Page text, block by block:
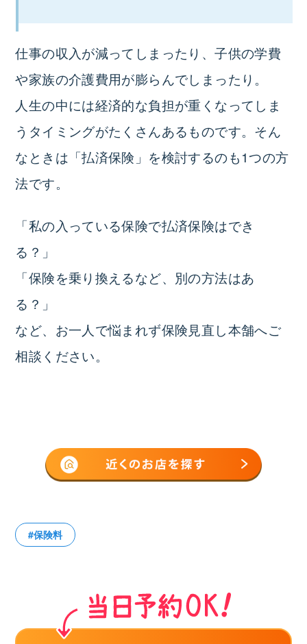
仕事の収入が減ってしまったり、子供の学費
や家族の介護費用が膨らんでしまったり。
人生の中には経済的な負担が重くなってしま
うタイミングがたくさんあるものです。そん
なときは「払済保険」を検討するのも1つの方
法です。
「私の入っている保険で払済保険はでき
る？」
「保険を乗り換えるなど、別の方法はあ
る？」
など、お一人で悩まれず保険見直し本舗へご
相談ください。
#保険料